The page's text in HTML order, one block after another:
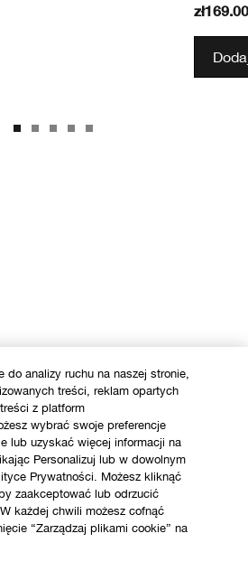
zł169.00
do analizy ruchu na naszej stronie,
treści, reklam opartych
z platform
wybrać swoje preferencje
lub uzyskać więcej informacji na
Personalizuj lub w dowolnym
Prywatności. Możesz kliknąć
zaakceptować lub odrzucić
każdej chwili możesz cofnąć
“Zarządzaj plikami cookie” na